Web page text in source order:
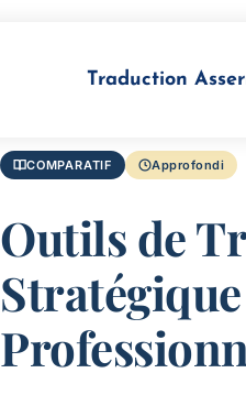
Traduction
COMPARATIF Approfondi
Outils de